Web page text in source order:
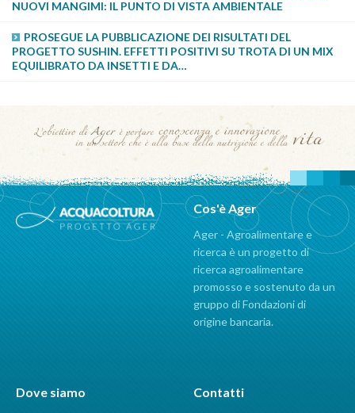
NUOVI MANGIMI: IL PUNTO DI VISTA AMBIENTALE
PROSEGUE LA PUBBLICAZIONE DEI RISULTATI DEL
PROGETTO SUSHIN. EFFETTI POSITIVI SU TROTA DI UN MIX
EQUILIBRATO DA INSETTI E DA…
Cos'è Ager
Ager - Agroalimentare e
ricerca è un progetto di
ricerca agroalimentare
promosso e sostenuto da un
gruppo di Fondazioni di
origine bancaria.
Dove siamo Contatti